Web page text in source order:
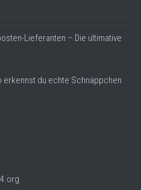
Lieferanten – Die ultimative
du echte Schnäppchen